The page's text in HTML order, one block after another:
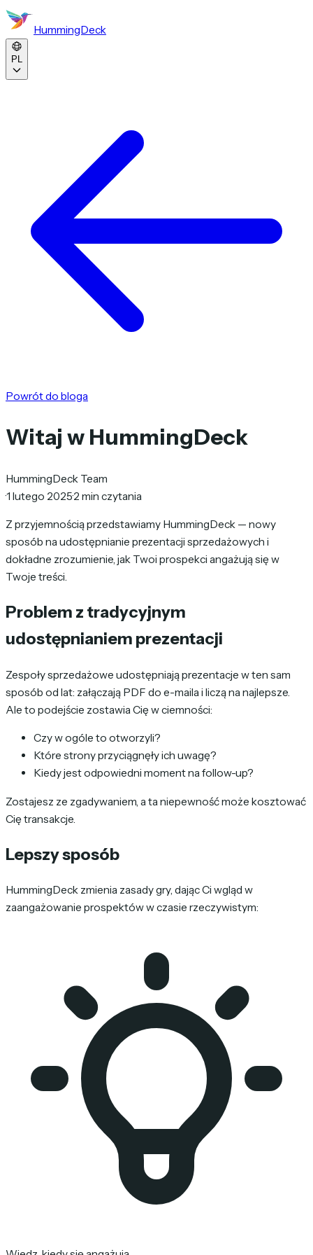
HummingDeck
PL
Powrót do bloga
Witaj w HummingDeck
HummingDeck Team
·1 lutego 2025·2 min czytania
Z przyjemnością przedstawiamy HummingDeck — nowy
sposób na udostępnianie prezentacji sprzedażowych i
dokładne zrozumienie, jak Twoi prospekci angażują się w
Twoje treści.
Problem z tradycyjnym
udostępnianiem prezentacji
Zespoły sprzedażowe udostępniają prezentacje w ten sam
sposób od lat: załączają PDF do e-maila i liczą na najlepsze.
Ale to podejście zostawia Cię w ciemności:
Czy w ogóle to otworzyli?
Które strony przyciągnęły ich uwagę?
Kiedy jest odpowiedni moment na follow-up?
Zostajesz ze zgadywaniem, a ta niepewność może kosztować
Cię transakcje.
Lepszy sposób
HummingDeck zmienia zasady gry, dając Ci wgląd w
zaangażowanie prospektów w czasie rzeczywistym: